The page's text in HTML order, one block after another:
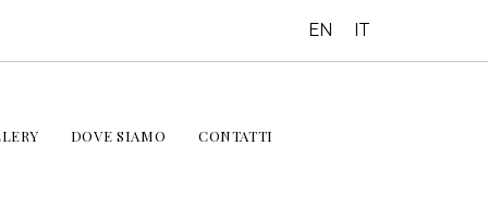
EN IT
DOVE SIAMO CONTATTI